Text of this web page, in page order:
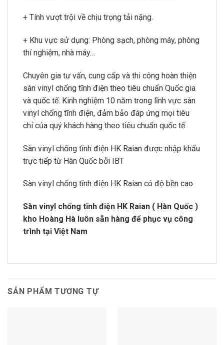
+ Tính vượt trội về chịu trọng tải nặng.
+ Khu vực sử dụng: Phòng sạch, phòng máy, phòng
thí nghiệm, nhà máy…
Chuyên gia tư vấn, cung cấp và thi công hoàn thiện
sàn vinyl chống tĩnh điện theo tiêu chuẩn Quốc gia
và quốc tế. Kinh nghiệm 10 năm trong lĩnh vực sàn
vinyl chống tĩnh điện, đảm bảo đáp ứng mọi tiêu
chí của quý khách hàng theo tiêu chuẩn quốc tế
Sàn vinyl chống tĩnh điện HK Raian được nhập khẩu
trực tiếp từ Hàn Quốc bởi IBT
Sàn vinyl chống tĩnh điện HK Raian có độ bền cao
Sàn vinyl chống tĩnh điện HK Raian ( Hàn Quốc )
kho Hoàng Hà luôn sẵn hàng để phục vụ công
trình tại Việt Nam
SẢN PHẨM TƯƠNG TỰ